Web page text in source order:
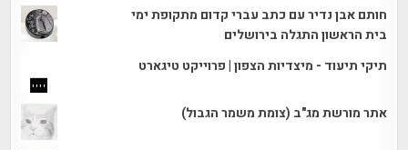
חותם אבן נדיר עם כתב עברי קדום מתקופת ימי
בית הראשון התגלה בירושלים
תיקי תיעוד - מיצדיות הצפון | פרוייקט טיגארט
אתר מורשת מג"ב (צומת משמר הגבול)